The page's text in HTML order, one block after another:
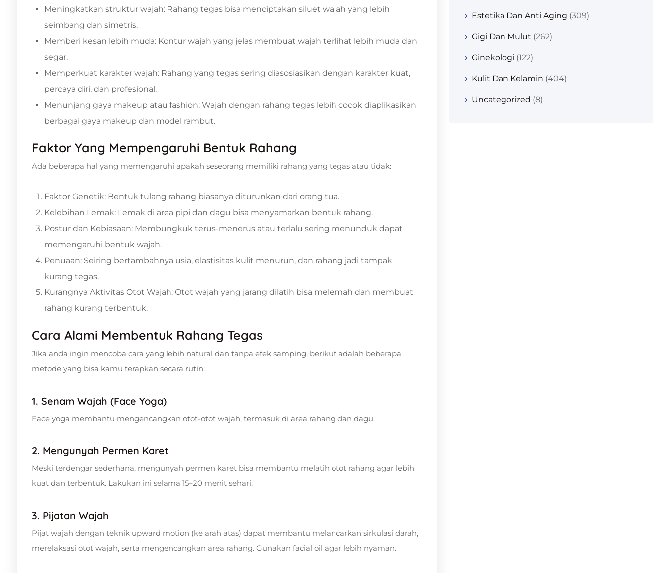
Meningkatkan struktur wajah: Rahang tegas bisa menciptakan siluet wajah yang lebih
seimbang dan simetris.
Memberi kesan lebih muda: Kontur wajah yang jelas membuat wajah terlihat lebih muda dan
segar.
Memperkuat karakter wajah: Rahang yang tegas sering diasosiasikan dengan karakter kuat,
percaya diri, dan profesional.
Menunjang gaya makeup atau fashion: Wajah dengan rahang tegas lebih cocok diaplikasikan
berbagai gaya makeup dan model rambut.
Faktor Yang Mempengaruhi Bentuk Rahang
Ada beberapa hal yang memengaruhi apakah seseorang memiliki rahang yang tegas atau tidak:
Faktor Genetik: Bentuk tulang rahang biasanya diturunkan dari orang tua.
Kelebihan Lemak: Lemak di area pipi dan dagu bisa menyamarkan bentuk rahang.
Postur dan Kebiasaan: Membungkuk terus-menerus atau terlalu sering menunduk dapat
memengaruhi bentuk wajah.
Penuaan: Seiring bertambahnya usia, elastisitas kulit menurun, dan rahang jadi tampak
kurang tegas.
Kurangnya Aktivitas Otot Wajah: Otot wajah yang jarang dilatih bisa melemah dan membuat
rahang kurang terbentuk.
Cara Alami Membentuk Rahang Tegas
Jika anda ingin mencoba cara yang lebih natural dan tanpa efek samping, berikut adalah beberapa
metode yang bisa kamu terapkan secara rutin:
1. Senam Wajah (Face Yoga)
Face yoga membantu mengencangkan otot-otot wajah, termasuk di area rahang dan dagu.
2. Mengunyah Permen Karet
Meski terdengar sederhana, mengunyah permen karet bisa membantu melatih otot rahang agar lebih
kuat dan terbentuk. Lakukan ini selama 15–20 menit sehari.
3. Pijatan Wajah
Pijat wajah dengan teknik upward motion (ke arah atas) dapat membantu melancarkan sirkulasi darah,
merelaksasi otot wajah, serta mengencangkan area rahang. Gunakan facial oil agar lebih nyaman.
Estetika Dan Anti Aging (309)
Gigi Dan Mulut (262)
Ginekologi (122)
Kulit Dan Kelamin (404)
Uncategorized (8)